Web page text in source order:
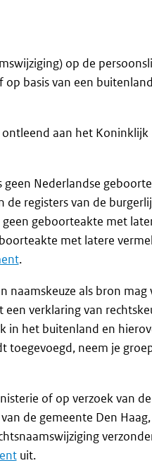
op de
basis van een
aan het Koninklijk
Nederlandse
registers van de
geboorteakte met
met latere
.
naamskeuze als bron
verklaring van
in het buitenland en
neem je
of op verzoek van
de gemeente Den
uit.